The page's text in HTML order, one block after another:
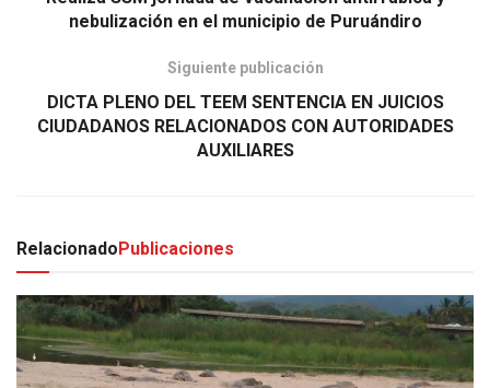
nebulización en el municipio de Puruándiro
Siguiente publicación
DICTA PLENO DEL TEEM SENTENCIA EN JUICIOS
CIUDADANOS RELACIONADOS CON AUTORIDADES
AUXILIARES
RelacionadoPublicaciones